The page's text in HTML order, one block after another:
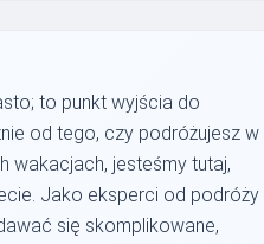
to punkt wyjścia do
od tego, czy podróżujesz w
wakacjach, jesteśmy tutaj,
Jako eksperci od podróży
się skomplikowane,